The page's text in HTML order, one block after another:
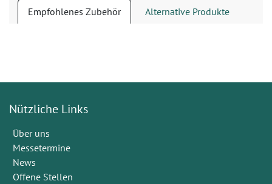
Empfohlenes Zubehör Alternative Produkte
Nützliche Links
Über uns
Messetermine
News
Offene Stellen